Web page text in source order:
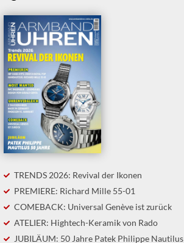
TRENDS 2026: Revival der Ikonen
PREMIERE: Richard Mille 55-01
COMEBACK: Universal Genève ist zurück
ATELIER: Hightech-Keramik von Rado
JUBILÄUM: 50 Jahre Patek Philippe Nautilus